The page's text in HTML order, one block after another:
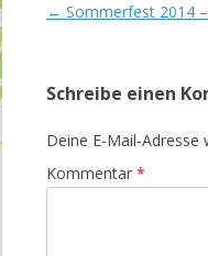
Beitrags-
← Sommerfest 2014
Schreibe einen
Deine E-Mail-
Kommentar *